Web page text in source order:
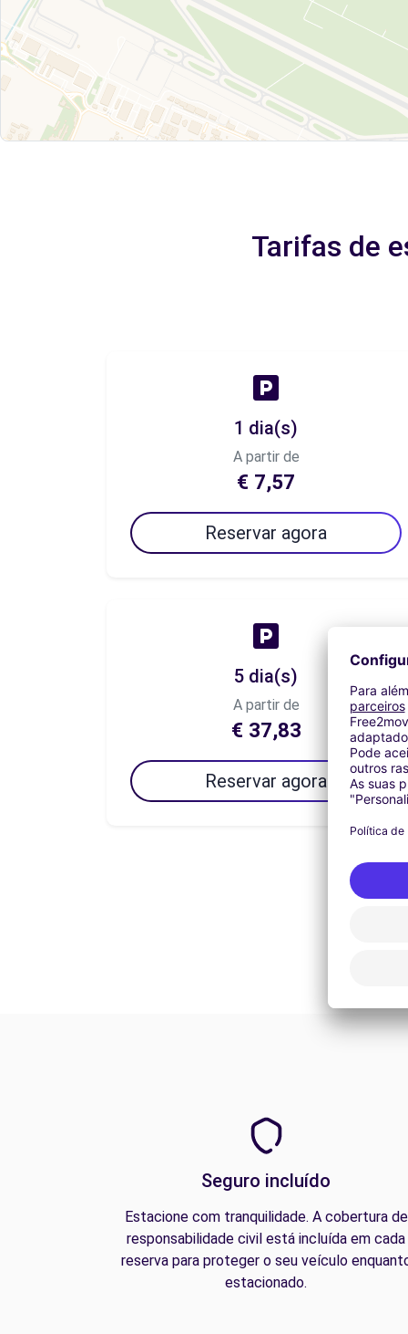
Tarifas de
1 dia(s)
A partir de
€ 7,57
Reservar agora
5 dia(s)
A partir de
€ 37,83
Reservar agora
Seguro incluído
Estacione com tranquilidade. A cobertura de
responsabilidade civil está incluída em cada
reserva para proteger o seu veículo
estacionado.